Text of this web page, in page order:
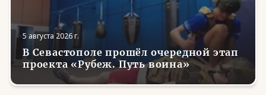
5 августа 2026 г.
В Севастополе прошёл очередной этап
проекта «Рубеж. Путь воина»